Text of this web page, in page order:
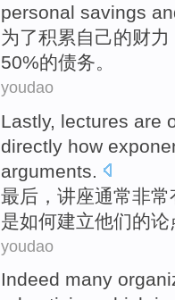
personal savings
为了积累 自己的财力
50%的债务。
youdao
Lastly, lectures are
directly how
arguments
最后 ， 讲座通常非常
是如何建立他们的论
youdao
Indeed many